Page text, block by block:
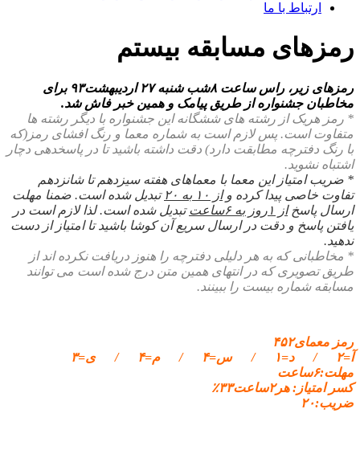
ارتباط با ما
رمزهای مسابقه بیستم
رمزهای زیر، راس ساعت ۸شب شنبه ۲۷ اردیبهشت۹۳ برای
مخاطبان جشنواره از طریق پیامک و همین خبر فاش شد.
* رمز هریک از رشته های ششگانه این جشنواره با دیگر رشته ها
متفاوت است. پس لازم است به شماره معما و رنگ افشای رمز(که
با رنگ دفترچه مطابقت دارد) دقت داشته باشید تا در پاسخدهی دچار
اشتباه نشوید.
* ضریب امتیاز این معما با معماهای هفته سیزدهم تا شانزدهم
تفاوت خاصی پیدا کرده واز ۱۰ به ۲۰
تبدیل شده است. ضمنا مهلت
ارسال پاسخاز ۱روز به ۶ساعت
تبدیل شده است. لذا لازم است در
یافتن پاسخ و دقت در ارسال سریع آن کوشا باشید تا امتیاز از دست
ندهید.
* مخاطبانی که به هر دلیلی دفترچه را هنوز دریافت نکرده اند از
طریق تصویری که در انتهای همین متن درج شده است می توانند
مسابقه شماره بیست را ببینند.
رمز معمای۴۵۲
آ=۲ / د=۱ / س=۴ / م=۴ / ی=۳
مهلت:۶ساعت
کسر امتیاز: هر۲ساعت۳۳٪
ضریب:۲۰